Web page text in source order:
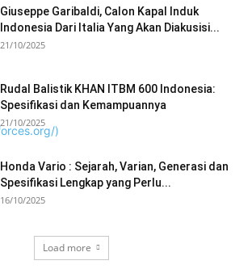
Giuseppe Garibaldi, Calon Kapal Induk
Indonesia Dari Italia Yang Akan Diakusisi...
21/10/2025
Rudal Balistik KHAN ITBM 600 Indonesia:
Spesifikasi dan Kemampuannya
21/10/2025
Honda Vario : Sejarah, Varian, Generasi dan
Spesifikasi Lengkap yang Perlu...
16/10/2025
Load more